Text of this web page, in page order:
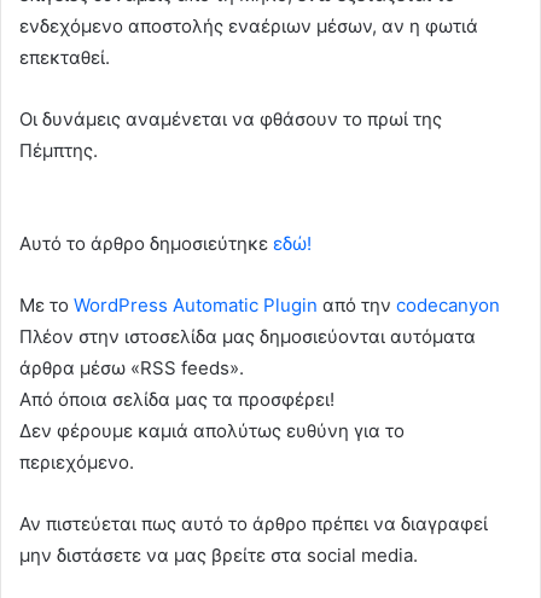
ενδεχόμενο αποστολής εναέριων μέσων, αν η φωτιά
επεκταθεί.
Οι δυνάμεις αναμένεται να φθάσουν το πρωί της
Πέμπτης.
Αυτό το άρθρο δημοσιεύτηκε εδώ!
Με το WordPress Automatic Plugin από την codecanyon
Πλέον στην ιστοσελίδα μας δημοσιεύονται αυτόματα
άρθρα μέσω «RSS feeds».
Από όποια σελίδα μας τα προσφέρει!
Δεν φέρουμε καμιά απολύτως ευθύνη για το
περιεχόμενο.
Αν πιστεύεται πως αυτό το άρθρο πρέπει να διαγραφεί
μην διστάσετε να μας βρείτε στα social media.